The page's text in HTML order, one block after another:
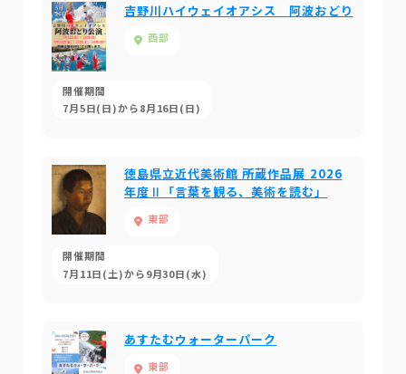
吉野川ハイウェイオアシス 阿波おどり
西部
開催期間
7月5日(日)から8月16日(日)
徳島県立近代美術館 所蔵作品展 2026
年度Ⅱ「言葉を観る、美術を読む」
東部
開催期間
7月11日(土)から9月30日(水)
あすたむウォーターパーク
東部